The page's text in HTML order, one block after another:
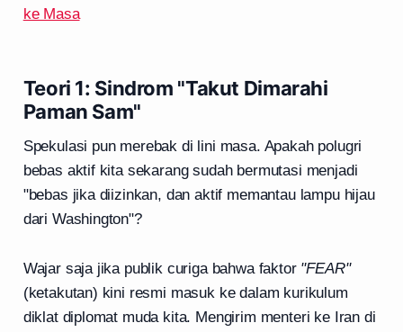
ke Masa
Teori 1: Sindrom "Takut Dimarahi
Paman Sam"
Spekulasi pun merebak di lini masa. Apakah polugri
bebas aktif kita sekarang sudah bermutasi menjadi
"bebas jika diizinkan, dan aktif memantau lampu hijau
dari Washington"?
Wajar saja jika publik curiga bahwa faktor "FEAR"
(ketakutan) kini resmi masuk ke dalam kurikulum
diklat diplomat muda kita. Mengirim menteri ke Iran di